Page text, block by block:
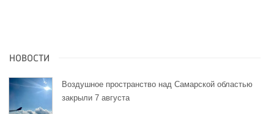
НОВОСТИ
Воздушное пространство над Самарской областью
закрыли 7 августа